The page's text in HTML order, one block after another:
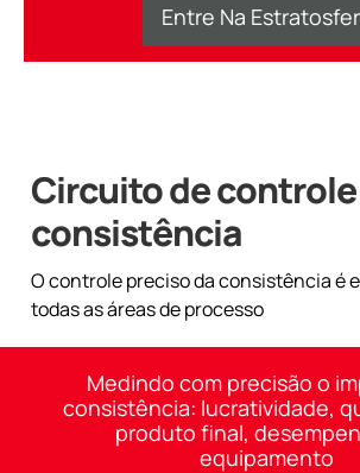
Entre Na
Circuito de
consistência
O controle preciso da consistência é
todas as áreas de processo
Medindo com precisão o
consistência: lucratividade,
produto final,
equipamento